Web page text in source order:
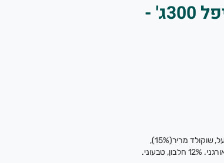
גרנולה תבור שוקולד מייפל 300ג' -
גרונלה תבור שוקולד ומייפל, 300 גרם. מכיל: שיבולת שועל, שוקולד מריר(15%),